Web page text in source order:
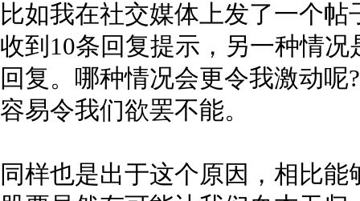
比如我在社交媒体上发了一个
收到10条回复提示，另一种情
回复。哪种情况会更令我激动
容易令我们欲罢不能。
同样也是出于这个原因，相比